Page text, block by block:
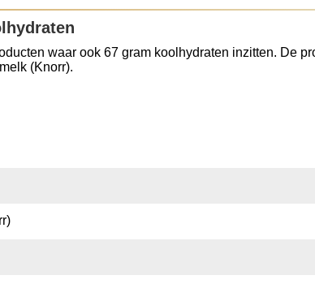
waar ook 67 gram koolhydraten inzitten. De
(Knorr).